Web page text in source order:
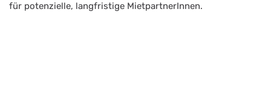
für potenzielle, langfristige MietpartnerInnen.